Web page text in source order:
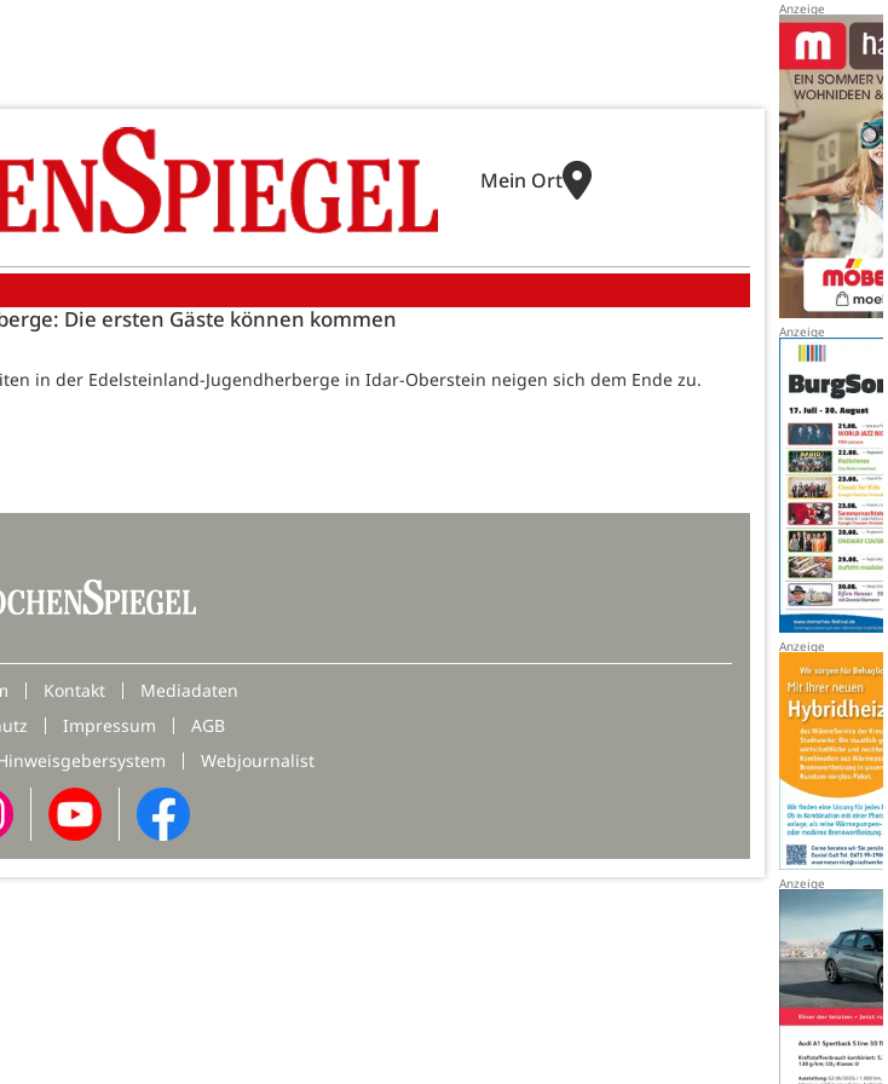
Mein Ort
Die ersten Gäste können kommen
in der Edelsteinland-Jugendherberge in Idar-Oberstein neigen sich dem Ende zu.
Kontakt
Mediadaten
Impressum
AGB
Webjournalist